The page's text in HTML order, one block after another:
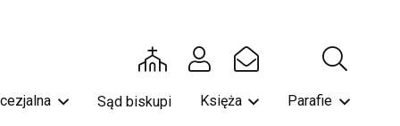
Sąd biskupi Księża Parafie